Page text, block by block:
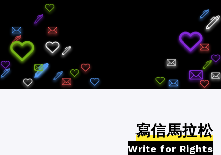
寫信馬拉松
Write for Rights